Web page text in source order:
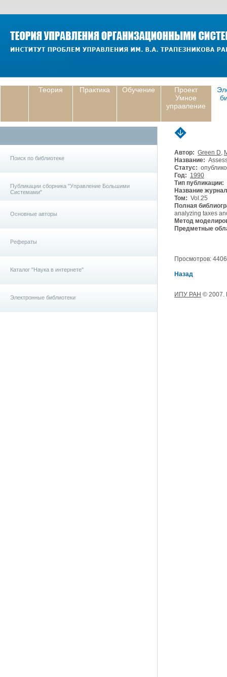
Теория Практика Обучение
Проект
Умное
управление
Поиск по библиотеке
Публикации сборника "Управление Большими
Системами"
Основные авторы
Рефераты
Каталог "Наука в интернете"
Электронные библиотеки
Автор: Green D,
Название:
Статус:
Год: 1990
Тип публикации:
Название
Том: Vol.25
Полная
analyzing taxes
Метод
Предметные
Просмотров:
Назад
ИПУ РАН © 2007.